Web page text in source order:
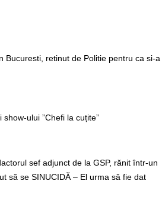
Bucuresti, retinut de Politie pentru ca si-a
ului ”Chefi la cuțite”
sef adjunct de la GSP, rănit într-un
să se SINUCIDĂ – El urma să fie dat